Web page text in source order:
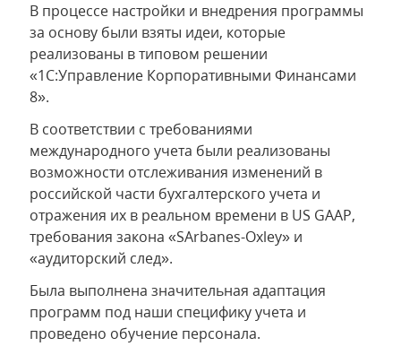
В процессе настройки и внедрения программы
за основу были взяты идеи, которые
реализованы в типовом решении
«1С:Управление Корпоративными Финансами
8».
В соответствии с требованиями
международного учета были реализованы
возможности отслеживания изменений в
российской части бухгалтерского учета и
отражения их в реальном времени в US GAAP,
требования закона «SArbanes-Oxley» и
«аудиторский след».
Была выполнена значительная адаптация
программ под наши специфику учета и
проведено обучение персонала.